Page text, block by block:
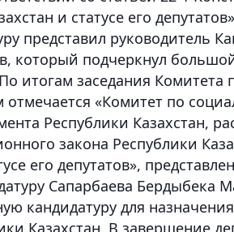
и статусе его
представил руководитель
который подчеркнул
итогам заседания Комитета
«Комитет по
Республики Казахстан,
закона Республики
его депутатов»,
Сапарбаева Бердыбека
кандидатуру для
Казахстан. В завершение